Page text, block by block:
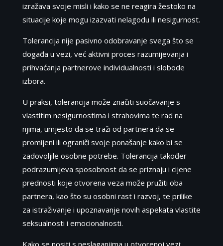
izražava svoje misli i kako se ne reagira žestoko na
situacije koje mogu izazvati nelagodu ili nesigurnost.
Tolerancija nije pasivno odobravanje svega što se
događa u vezi, već aktivni proces razumijevanja i
prihvaćanja partnerove individualnosti i slobode
izbora.
U praksi, tolerancija može značiti suočavanje s
vlastitim nesigurnostima i strahovima te rad na
njima, umjesto da se traži od partnera da se
promijeni ili ograniči svoje ponašanje kako bi se
zadovoljile osobne potrebe. Tolerancija također
podrazumijeva sposobnost da se priznaju i cijene
prednosti koje otvorena veza može pružiti oba
partnera, kao što su osobni rast i razvoj, te prilike
za istraživanje i upoznavanje novih aspekata vlastite
seksualnosti i emocionalnosti.
Kako se nositi s neslaganjima u otvorenoj vezi: